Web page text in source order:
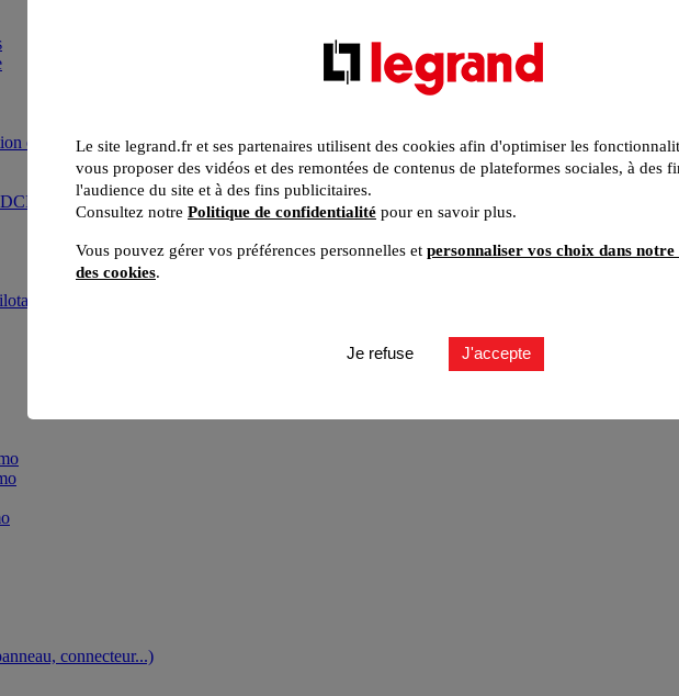
et climatisation
et boîte de sol
du bâtiment
connecteur...)
Le site legrand.fr et ses partenaires utilisent des cookies afin d'optimiser les
vous proposer des vidéos et des remontées de contenus de plateformes sociales, à des
l'audience du site et à des fins publicitaires.
Consultez notre Politique de confidentialité pour en savoir plus.
Vous pouvez gérer vos préférences personnelles et personnaliser vos choix dans
des cookies.
Je refuse J'accepte